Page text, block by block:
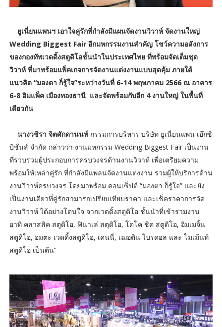
ยูเนี่ยนแพนฯ เอาใจคู่รักที่กำลังมีแผนจัดงานวิวาห์ จัดงานใหญ่
Wedding Biggest Fair อีกมหกรรมงานสำคัญ โชว์ความอลังการ
ของกองทัพเวดดิ้งสตูดิโอชั้นนำในประเทศไทย ที่พร้อมจัดเต็มชุด
วิวาห์ ที่มาพร้อมแพ็คเกจการจัดงานแต่งงานแบบสุดคุ้ม ภายใต้
แนวคิด “มองตา ก็รู้ใจ”ระหว่างวันที่ 6-14 พฤษภาคม 2566 ณ อาคาร
6-8 อิมแพ็ค เมืองทองธานี และจัดพร้อมกับอีก 4 งานใหญ่ ในพื้นที่
เดียวกัน
นางวชิรา จิตศักดานนท์กรรมการบริหาร บริษัท ยูเนี่ยนแพน เอ๊กซิ
บิชั่นส์ จำกัด กล่าวว่า งานมหกรรม Wedding Biggest Fair เป็นงาน
ที่รวบรวมผู้ประกอบการครบวงจรด้านงานวิวาห์ เพื่อเตรียมความ
พร้อมให้เหล่าคู่รัก ที่กำลังมีแพลนจัดงานแต่งงาน รวมผู้ให้บริการด้าน
งานวิวาห์ครบวงจร โดยมาพร้อม คอนเซ็ปต์ “มองตา ก็รู้ใจ” และยัง
เป็นงานเดียวที่คู่รักสามารถเปรียบเทียบราคา และเช็คราคาการจัด
งานวิวาห์ ได้อย่างโดนใจ จากเวดดิ้งสตูดิโอ ชั้นนำที่เข้าร่วมงาน
อาทิ คลาสสิค สตูดิโอ, ฟินาเล่ สตุดิโอ, โคโค ชิค สตูดิโอ, อิมเมจิ้น
สตูดิโอ, อมตะ เวดดิ้งสตูดิโอ, เคนนี่, เฌอติน ไบรดอล และ โมเม้นท์
สตูดิโอ เป็นต้น”